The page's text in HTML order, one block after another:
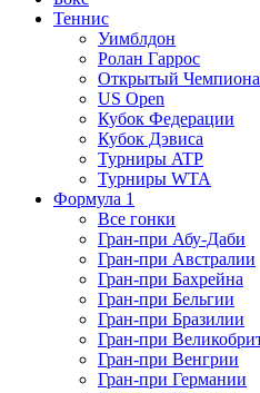
Теннис
Уимблдон
Ролан Гаррос
Открытый
US Open
Кубок Федерации
Кубок Дэвиса
Турниры ATP
Турниры WTA
Формула 1
Все гонки
Гран-при Абу-Даби
Гран-при Австралии
Гран-при Бахрейна
Гран-при Бельгии
Гран-при Бразилии
Гран-при
Гран-при Венгрии
Гран-при Германии